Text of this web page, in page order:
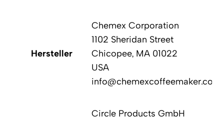
Hersteller
Chemex Corporation
1102 Sheridan Street
Chicopee, MA 01022
USA
info@chemexcoffeemaker.com
Circle Products GmbH